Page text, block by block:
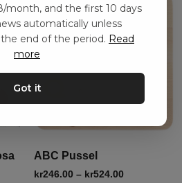
ABC Pussel
kr246.00 – kr524.00
month, and the first 10 days
automatically unless
end of the period. Read
more
Got it